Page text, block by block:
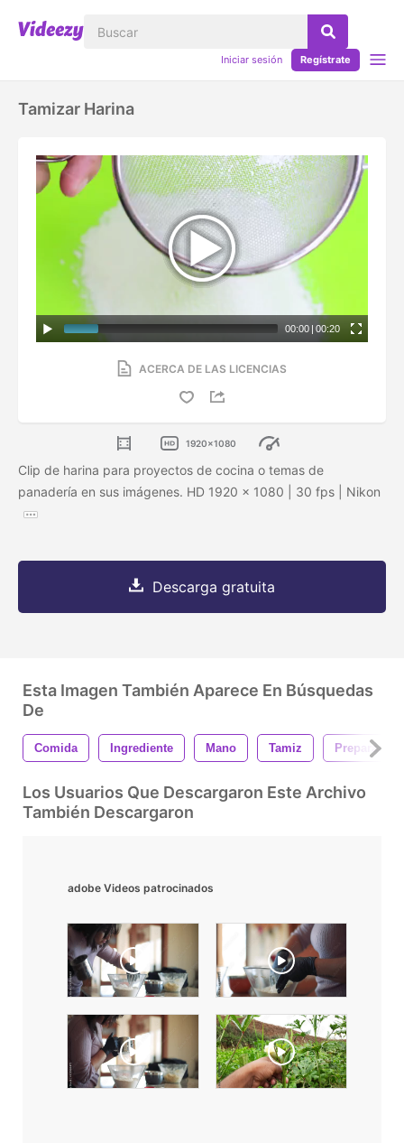
Iniciar sesión Regístrate
Tamizar Harina
00:00 | 00:20
ACERCA DE LAS LICENCIAS
1920x1080
Clip de harina para proyectos de cocina o temas de
panadería en sus imágenes. HD 1920 x 1080 | 30 fps | Nikon
Descarga gratuita
Esta Imagen También Aparece En Búsquedas
De
Comida Ingrediente Mano Tamiz Preparación
Los Usuarios Que Descargaron Este Archivo
También Descargaron
adobe Videos patrocinados